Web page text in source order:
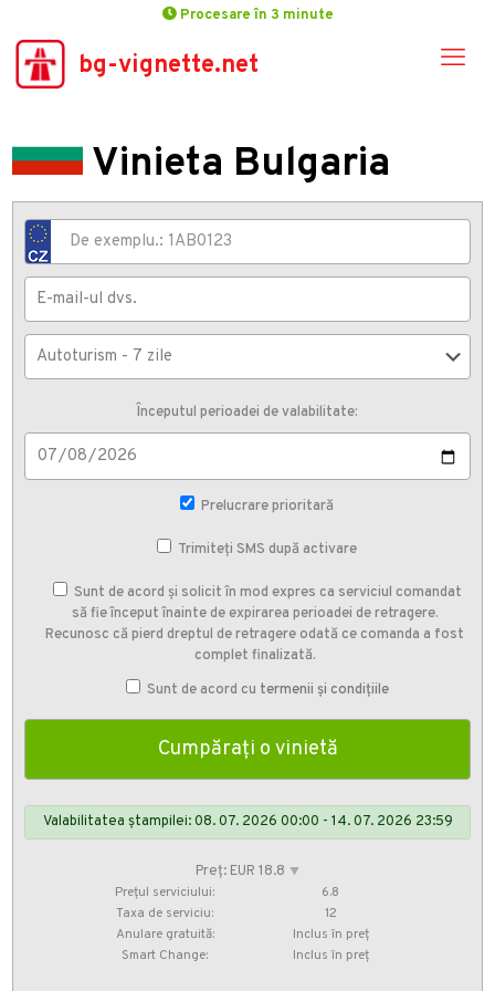
Procesare în 3 minute
bg-vignette.net
Vinieta Bulgaria
Începutul perioadei de valabilitate:
Prelucrare prioritară
Trimiteți SMS după activare
Sunt de acord și solicit în mod expres ca serviciul comandat
să fie început înainte de expirarea perioadei de retragere.
Recunosc că pierd dreptul de retragere odată ce comanda a fost
complet finalizată.
Sunt de acord cu termenii și condițiile
Valabilitatea ștampilei: 08. 07. 2026 00:00 - 14. 07. 2026 23:59
Preț: EUR 18.8 ⯆
Prețul serviciului:
6.8
Taxa de serviciu:
12
Anulare gratuită:
Inclus în preț
Smart Change:
Inclus în preț